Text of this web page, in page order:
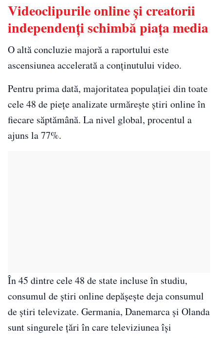
Videoclipurile online și creatorii
independenți schimbă piața media
O altă concluzie majoră a raportului este
ascensiunea accelerată a conținutului video.
Pentru prima dată, majoritatea populației din toate
cele 48 de piețe analizate urmărește știri online în
fiecare săptămână. La nivel global, procentul a
ajuns la 77%.
În 45 dintre cele 48 de state incluse în studiu,
consumul de știri online depășește deja consumul
de știri televizate. Germania, Danemarca și Olanda
sunt singurele țări în care televiziunea își